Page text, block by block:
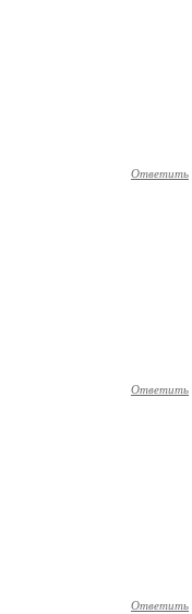
Ответить
Ответить
Ответить